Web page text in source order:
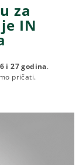
za
IN
i 27 godina.
pričati.